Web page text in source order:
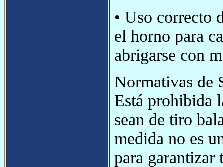
• Uso correcto
el horno para
abrigarse con
Normativas de
Está prohibida
sean de tiro
medida no es
para